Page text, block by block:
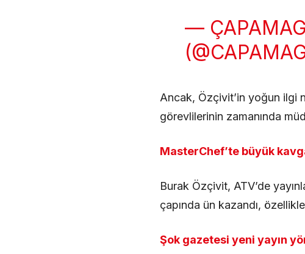
—
Ancak, Özçivit’in yoğun ilgi
görevlilerinin zamanında
MasterChef’te büyük
Burak Özçivit, ATV’de
çapında ün kazandı,
Şok gazetesi yeni yayın